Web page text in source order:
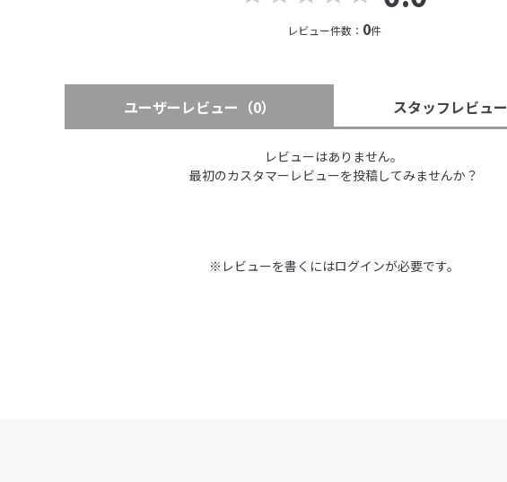
レビュー件数： 0件
ユーザーレビュー （0） スタッフレビュー
レビューはありません。
最初のカスタマーレビューを投稿してみませんか？
※レビューを書くにはログインが必要です。